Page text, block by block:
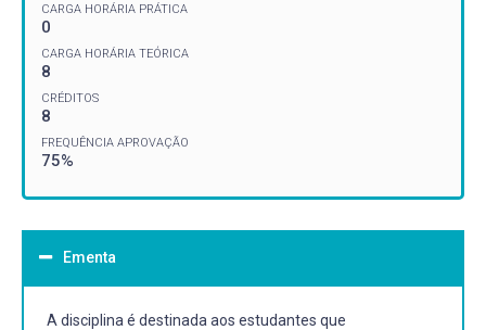
CARGA HORÁRIA PRÁTICA
0
CARGA HORÁRIA TEÓRICA
8
CRÉDITOS
8
FREQUÊNCIA APROVAÇÃO
75%
Ementa
A disciplina é destinada aos estudantes que